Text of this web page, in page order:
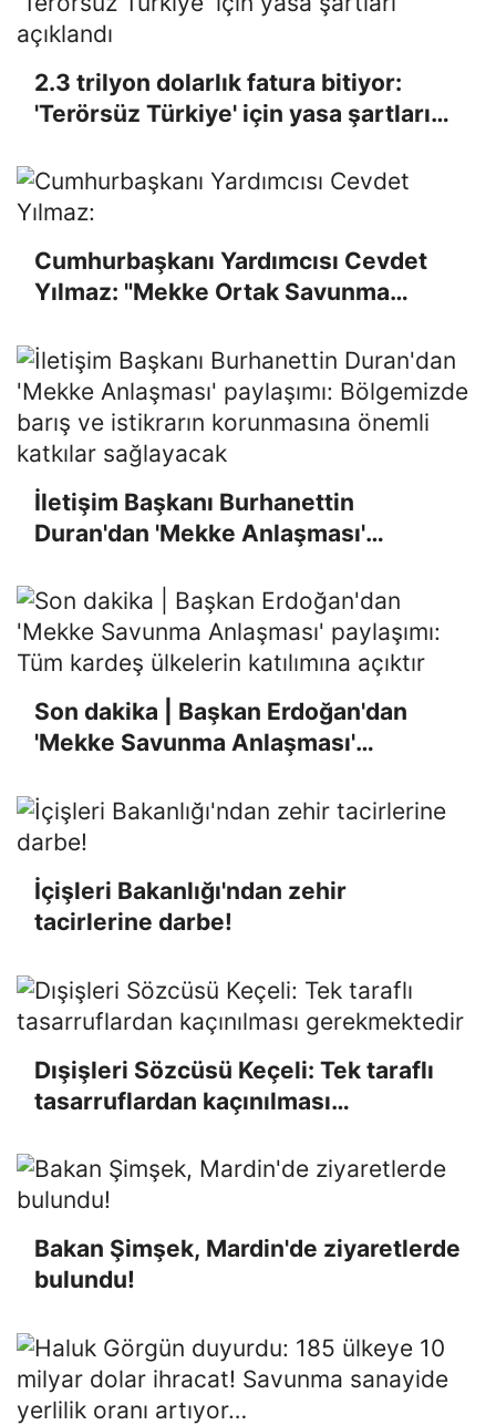
2.3 trilyon dolarlık fatura bitiyor:
'Terörsüz Türkiye' için yasa şartları
Cumhurbaşkanı Yardımcısı Cevdet
Yılmaz: "Mekke Ortak Savunma
İletişim Başkanı Burhanettin
Duran'dan 'Mekke Anlaşması'
istikrarın korunmasına önemli
katkılar sağlayacak
Son dakika | Başkan Erdoğan'dan
'Mekke Savunma Anlaşması'
katılımına açıktır
İçişleri Bakanlığı'ndan zehir
tacirlerine darbe!
Dışişleri Sözcüsü Keçeli: Tek taraflı
tasarruflardan kaçınılması
Bakan Şimşek, Mardin'de ziyaretlerde
bulundu!